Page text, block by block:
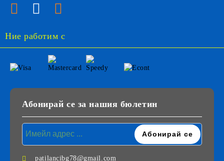
Ние работим с
Абонирай се за нашия бюлетин
patilancibg78@gmail.com